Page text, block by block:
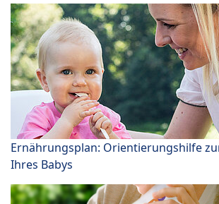
Ernährungsplan: Orientierungshilfe
Ihres Babys